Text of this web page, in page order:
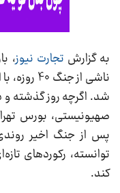
به گزارش تجارت نیوز
ناشی از
شد. اگرچه روز گذشته و
صهیونیستی، بورس
پس از جنگ اخیر
توانسته، رکوردهای
کند.